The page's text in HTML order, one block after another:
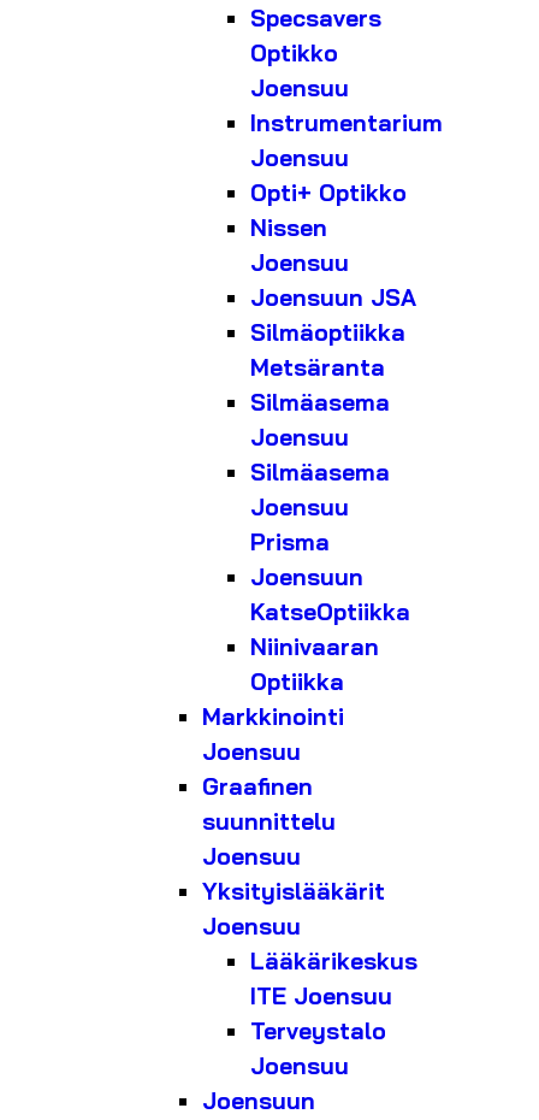
Specsavers
Optikko
Joensuu
Instrumentarium
Joensuu
Opti+ Optikko
Nissen
Joensuu
Joensuun JSA
Silmäoptiikka
Metsäranta
Silmäasema
Joensuu
Silmäasema
Joensuu
Prisma
Joensuun
KatseOptiikka
Niinivaaran
Optiikka
Markkinointi
Joensuu
Graafinen
suunnittelu
Joensuu
Yksityislääkärit
Joensuu
Lääkärikeskus
ITE Joensuu
Terveystalo
Joensuu
Joensuun